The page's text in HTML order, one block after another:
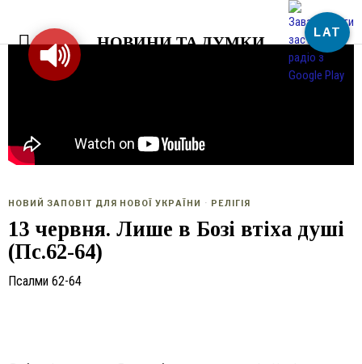
НОВИНИ ТА ДУМКИ
НОВИЙ ЗАПОВІТ ДЛЯ НОВОЇ УКРАЇНИ · РЕЛІГІЯ
13 червня. Лише в Бозі втіха душі
(Пс.62-64)
Псалми 62-64
LAT